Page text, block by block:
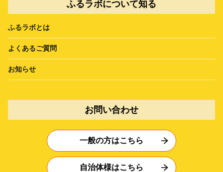
ふるラボについて知る
ふるラボとは
よくあるご質問
お知らせ
お問い合わせ
一般の方はこちら
自治体様はこちら